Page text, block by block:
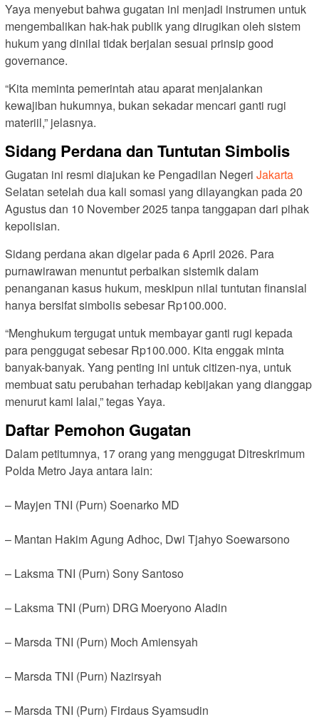
Yaya menyebut bahwa gugatan ini menjadi instrumen untuk
mengembalikan hak-hak publik yang dirugikan oleh sistem
hukum yang dinilai tidak berjalan sesuai prinsip good
governance.
“Kita meminta pemerintah atau aparat menjalankan
kewajiban hukumnya, bukan sekadar mencari ganti rugi
materiil,” jelasnya.
Sidang Perdana dan Tuntutan Simbolis
Gugatan ini resmi diajukan ke Pengadilan Negeri Jakarta
Selatan setelah dua kali somasi yang dilayangkan pada 20
Agustus dan 10 November 2025 tanpa tanggapan dari pihak
kepolisian.
Sidang perdana akan digelar pada 6 April 2026. Para
purnawirawan menuntut perbaikan sistemik dalam
penanganan kasus hukum, meskipun nilai tuntutan finansial
hanya bersifat simbolis sebesar Rp100.000.
“Menghukum tergugat untuk membayar ganti rugi kepada
para penggugat sebesar Rp100.000. Kita enggak minta
banyak-banyak. Yang penting ini untuk citizen-nya, untuk
membuat satu perubahan terhadap kebijakan yang dianggap
menurut kami lalai,” tegas Yaya.
Daftar Pemohon Gugatan
Dalam petitumnya, 17 orang yang menggugat Ditreskrimum
Polda Metro Jaya antara lain:
– Mayjen TNI (Purn) Soenarko MD
– Mantan Hakim Agung Adhoc, Dwi Tjahyo Soewarsono
– Laksma TNI (Purn) Sony Santoso
– Laksma TNI (Purn) DRG Moeryono Aladin
– Marsda TNI (Purn) Moch Amiensyah
– Marsda TNI (Purn) Nazirsyah
– Marsda TNI (Purn) Firdaus Syamsudin